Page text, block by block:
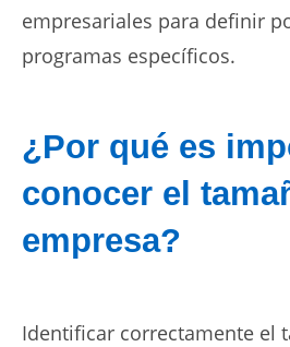
empresariales para definir
programas específicos.
¿Por qué es
conocer el
empresa?
Identificar correctamente el